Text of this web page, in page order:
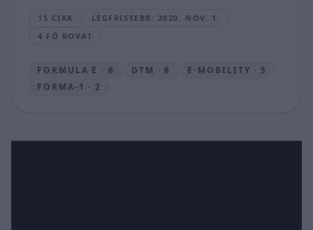
15 CIKK
LEGFRISSEBB: 2020. NOV. 1.
4 FŐ ROVAT
FORMULA E · 6 DTM · 6
E-MOBILITY · 5
FORMA-1 · 2
JÁMBOR